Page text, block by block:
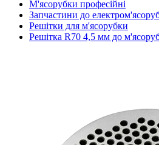
М'ясорубки професійні
Запчастини до
Решітки для м'ясорубки
Решітка R70 4,5 мм до